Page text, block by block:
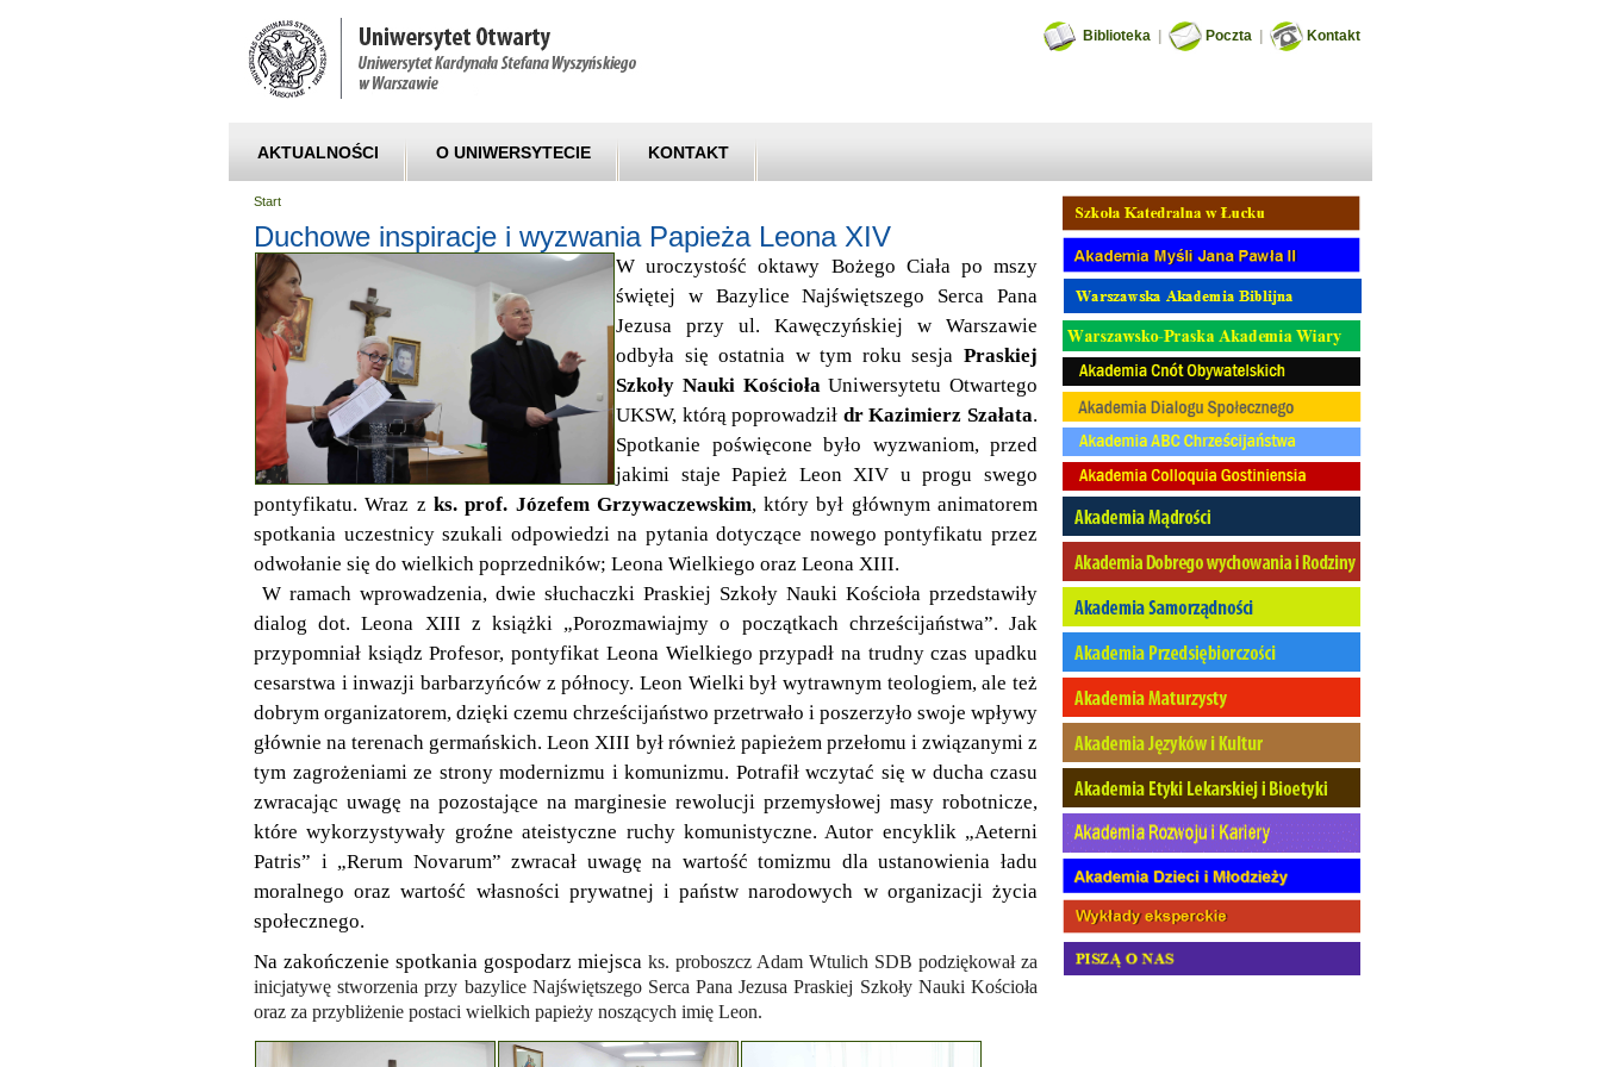
Biblioteka Poczta Kontakt
AKTUALNOŚCI O UNIWERSYTECIE KONTAKT
Start
Duchowe inspiracje i wyzwania Papieża Leona XIV
W uroczystość oktawy Bożego Ciała po mszy
świętej w Bazylice Najświętszego Serca Pana
Jezusa przy ul. Kawęczyńskiej w Warszawie
odbyła się ostatnia w tym roku sesja Praskiej
Szkoły Nauki KościołaUniwersytetu Otwartego
UKSW, którą poprowadził dr Kazimierz Szałata.
Spotkanie poświęcone było wyzwaniom, przed
jakimi staje Papież Leon XIV u progu swego
pontyfikatu. Wraz z ks. prof. Józefem Grzywaczewskim, który był głównym animatorem
spotkania uczestnicy szukali odpowiedzi na pytania dotyczące nowego pontyfikatu przez
odwołanie się do wielkich poprzedników; Leona Wielkiego oraz Leona XIII.
W ramach wprowadzenia, dwie słuchaczki Praskiej Szkoły Nauki Kościoła przedstawiły
dialog dot. Leona XIII z książki „Porozmawiajmy o początkach chrześcijaństwa”. Jak
przypomniał ksiądz Profesor, pontyfikat Leona Wielkiego przypadł na trudny czas upadku
cesarstwa i inwazji barbarzyńców z północy. Leon Wielki był wytrawnym teologiem, ale też
dobrym organizatorem, dzięki czemu chrześcijaństwo przetrwało i poszerzyło swoje wpływy
głównie na terenach germańskich. Leon XIII był również papieżem przełomu i związanymi z
tym zagrożeniami ze strony modernizmu i komunizmu. Potrafił wczytać się w ducha czasu
zwracając uwagę na pozostające na marginesie rewolucji przemysłowej masy robotnicze,
które wykorzystywały groźne ateistyczne ruchy komunistyczne.Autor encyklik „Aeterni
Patris” i „Rerum Novarum” zwracał uwagę na wartość tomizmu dla ustanowienia ładu
moralnego oraz wartość własności prywatnej i państw narodowych w organizacji życia
społecznego.
Na zakończenie spotkania gospodarz miejsca ks. proboszcz Adam Wtulich SDB podziękował za
inicjatywę stworzenia przy bazylice Najświętszego Serca Pana Jezusa Praskiej Szkoły Nauki Kościoła
oraz za przybliżenie postaci wielkich papieży noszących imię Leon.